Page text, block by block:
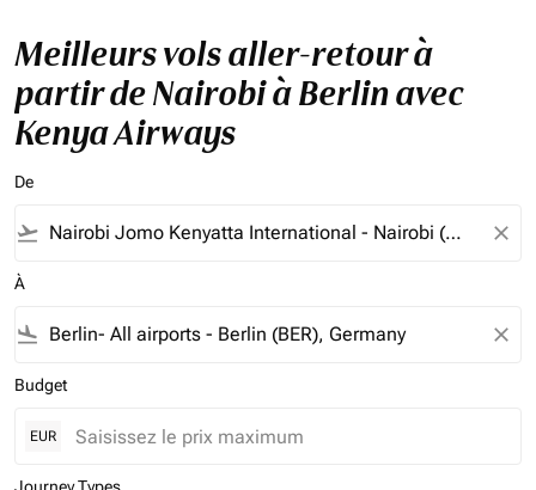
Meilleurs vols aller-retour à
partir de Nairobi à Berlin avec
Kenya Airways
De
flight_takeoff close
À
flight_land close
Budget
EUR